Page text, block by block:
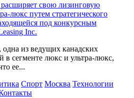
свою лизинговую
люкс путем стратегического
под конкурсным
Inc.
из ведущих канадских
сегменте люкс и ультра-люкс,
ее...
Спорт Москва Технологии